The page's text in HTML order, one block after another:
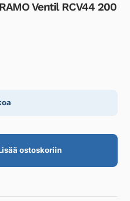
Ventil RCV44 200
ostoskoriin